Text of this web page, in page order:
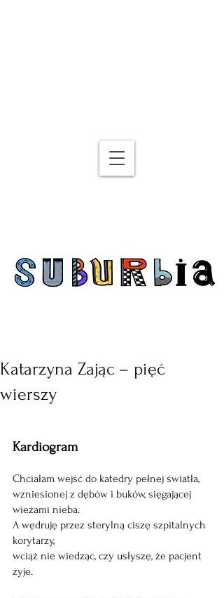
Katarzyna Zając – pięć
wierszy
Kardiogram
Chciałam wejść do katedry pełnej światła,
wzniesionej z dębów i buków, sięgającej
wieżami nieba.
A wędruję przez sterylną ciszę szpitalnych
korytarzy,
wciąż nie wiedząc, czy usłyszę, że pacjent
żyje.